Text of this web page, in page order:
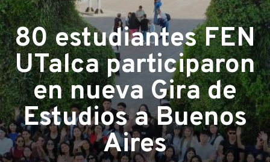
80 estudiantes FEN
UTalca participaron
en nueva Gira de
Estudios a Buenos
Aires